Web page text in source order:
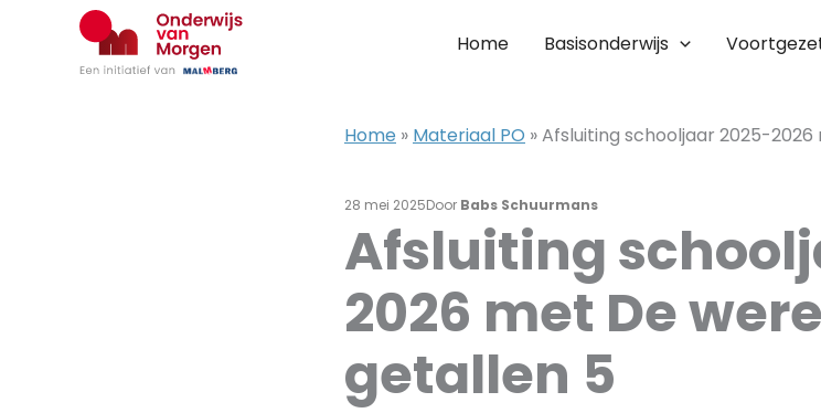
Home Basisonderwijs
Home » Materiaal PO »Afsluiting schooljaar 2025-
28 mei 2025Door Babs Schuurmans
Afsluiting
2026 met De
getallen 5